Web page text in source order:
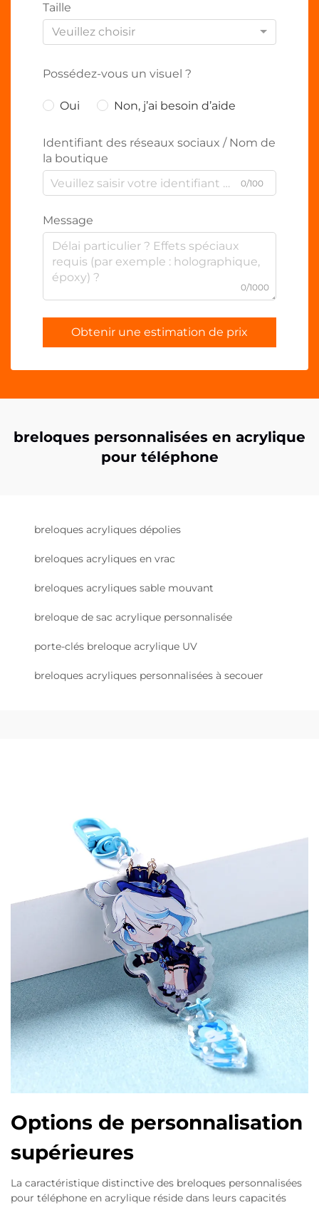
Taille
Veuillez choisir
Possédez-vous un visuel ?
Oui Non, j’ai besoin d’aide
Identifiant des réseaux sociaux / Nom de
la boutique
0/100
Message
0/1000
Obtenir une estimation de prix
breloques personnalisées en acrylique
pour téléphone
breloques acryliques dépolies
breloques acryliques en vrac
breloques acryliques sable mouvant
breloque de sac acrylique personnalisée
porte-clés breloque acrylique UV
breloques acryliques personnalisées à secouer
Options de personnalisation
supérieures
La caractéristique distinctive des breloques personnalisées
pour téléphone en acrylique réside dans leurs capacités